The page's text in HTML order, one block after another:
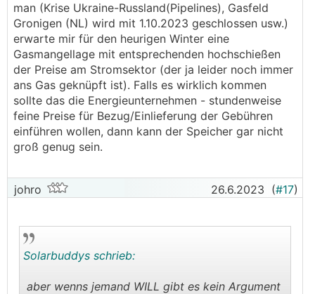
man (Krise Ukraine-Russland(Pipelines), Gasfeld
Gronigen (NL) wird mit 1.10.2023 geschlossen usw.)
erwarte mir für den heurigen Winter eine
Gasmangellage mit entsprechenden hochschießen
der Preise am Stromsektor (der ja leider noch immer
ans Gas geknüpft ist). Falls es wirklich kommen
sollte das die Energieunternehmen - stundenweise
feine Preise für Bezug/Einlieferung der Gebühren
einführen wollen, dann kann der Speicher gar nicht
groß genug sein.
johro 26.6.2023 (#17)
Solarbuddys schrieb:
aber wenns jemand WILL gibt es kein Argument